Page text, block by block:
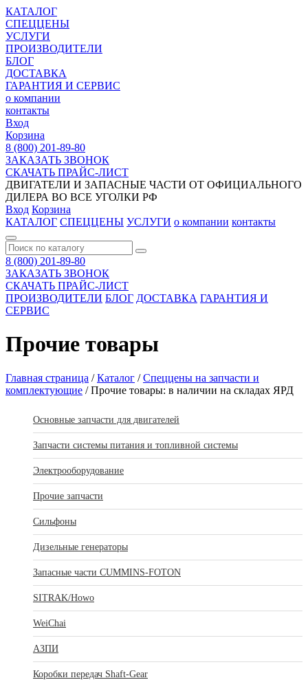
КАТАЛОГ
СПЕЦЦЕНЫ
УСЛУГИ
ПРОИЗВОДИТЕЛИ
БЛОГ
ДОСТАВКА
ГАРАНТИЯ И СЕРВИС
о компании
контакты
Вход
Корзина
8 (800) 201-89-80
ЗАКАЗАТЬ ЗВОНОК
СКАЧАТЬ ПРАЙС-ЛИСТ
ДВИГАТЕЛИ И ЗАПАСНЫЕ ЧАСТИ ОТ ОФИЦИАЛЬНОГО
ДИЛЕРА ВО ВСЕ УГОЛКИ РФ
Вход Корзина
КАТАЛОГ СПЕЦЦЕНЫ УСЛУГИ о компании контакты
8 (800) 201-89-80
ЗАКАЗАТЬ ЗВОНОК
СКАЧАТЬ ПРАЙС-ЛИСТ
ПРОИЗВОДИТЕЛИ БЛОГ ДОСТАВКА ГАРАНТИЯ И
СЕРВИС
Прочие товары
Главная страница /Каталог /Спеццены на запчасти и
комплектующие /Прочие товары: в наличии на складах ЯРД
Основные запчасти для двигателей
Запчасти системы питания и топливной системы
Электрооборудование
Прочие запчасти
Сильфоны
Дизельные генераторы
Запасные части CUMMINS-FOTON
SITRAK/Howo
WeiChai
АЗПИ
Коробки передач Shaft-Gear